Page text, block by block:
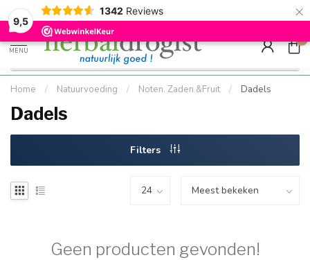
9,5
1342 Reviews ×
Kostenloser DE-Versand ab Mindestbestellwert |
Schnell geliefert
Minimum
Hızlı
MENU
0
Home / Natuurvoeding / Noten. Zaden &Fruit / Dadels
Dadels
Filters
Geen producten gevonden!